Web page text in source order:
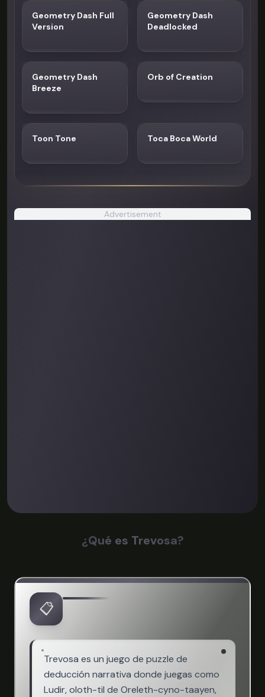
Geometry Dash Full
Version
Geometry Dash
Deadlocked
Geometry Dash
Breeze
Orb of Creation
Toon Tone Toca Boca World
Advertisement
¿Qué es Trevosa?
📋
Trevosa es un juego de puzzle de
deducción narrativa donde juegas como
Ludir, oloth-til de Oreleth-cyno-taayen,